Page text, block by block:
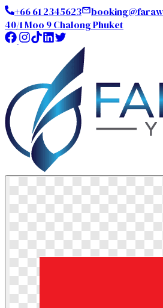
+66 61 2345623
40/1 Moo 9 Chalong Phuket